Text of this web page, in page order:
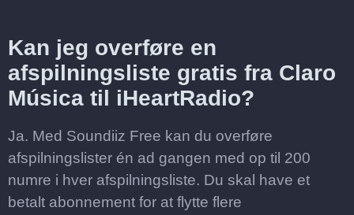
Kan jeg overføre en
afspilningsliste gratis fra Claro
Música til iHeartRadio?
Ja. Med Soundiiz Free kan du overføre
afspilningslister én ad gangen med op til 200
numre i hver afspilningsliste. Du skal have et
betalt abonnement for at flytte flere